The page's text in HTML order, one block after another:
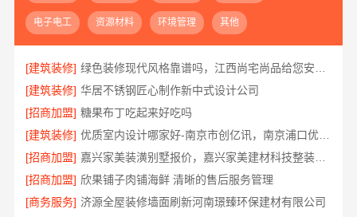
电子电工 资源材料 环境管理 其他
[建筑装修]
[建筑装修] 华居不锈钢匠心制作新中式设计公司
[招商加盟] 糖果布丁吃起来好吃吗
[建筑装修]
优质室内设计哪家好-南京市创亿讯，南京浦口优质设计推荐
[招商加盟]
嘉兴家美装潢别墅报价，嘉兴家美建材科技整装服务
[招商加盟] 欣果铺子肉铺海鲜 清晰的售后服务管理
[商务服务] 济源全屋装修墙面刷新河南璟臻环保建材有限公司